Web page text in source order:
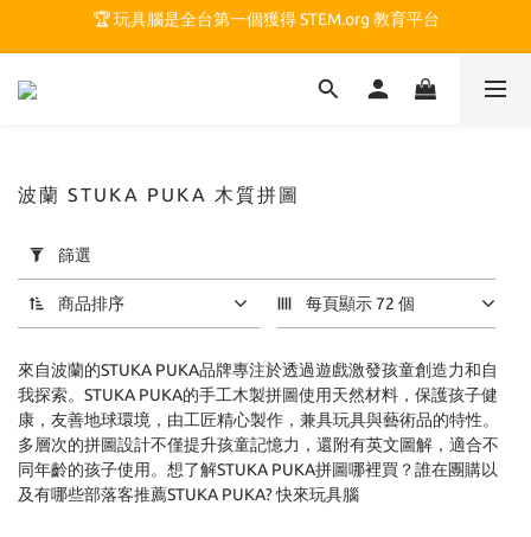
🏆 玩具腦是全台第一個獲得 STEM.org 教育平台
🏆 玩具腦是全台第一個獲得 STEM.org 教育平台
用
篩
選
(0/20)
價格
(NT$)
~
波蘭 STUKA PUKA 木質拼圖
篩選
商品排序 每頁顯示 72 個
來自波蘭的STUKA PUKA品牌專注於透過遊戲激發孩童創造力和自
我探索。STUKA PUKA的手工木製拼圖使用天然材料，保護孩子健
康，友善地球環境，由工匠精心製作，兼具玩具與藝術品的特性。
多層次的拼圖設計不僅提升孩童記憶力，還附有英文圖解，適合不
同年齡的孩子使用。想了解STUKA PUKA拼圖哪裡買？誰在團購以
及有哪些部落客推薦STUKA PUKA? 快來玩具腦